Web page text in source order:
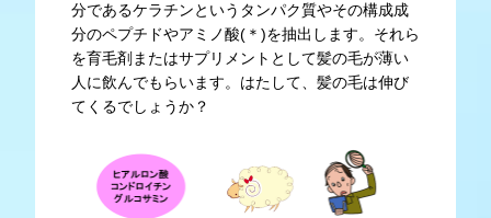
分であるケラチンというタンパク質やその構成成
分のペプチドやアミノ酸(＊)を抽出します。それら
を育毛剤またはサプリメントとして髪の毛が薄い
人に飲んでもらいます。はたして、髪の毛は伸び
てくるでしょうか？